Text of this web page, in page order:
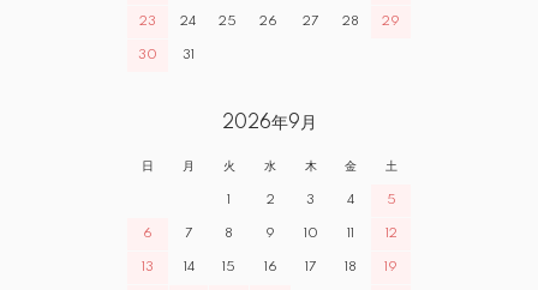
23 24 25 26 27 28 29
30 31
2026年9月
日 月 火 水 木 金 土
1 2 3 4 5
6 7 8 9 10 11 12
13 14 15 16 17 18 19